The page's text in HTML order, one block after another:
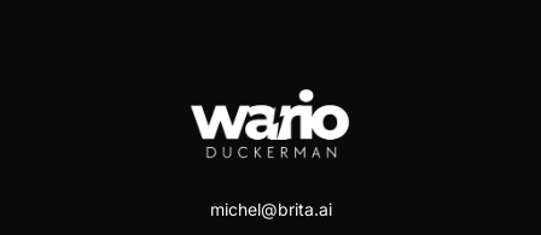
michel@brita.ai